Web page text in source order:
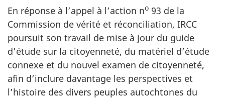
En réponse à l’appel à l’action no 93 de la
Commission de vérité et réconciliation, IRCC
poursuit son travail de mise à jour du guide
d’étude sur la citoyenneté, du matériel d’étude
connexe et du nouvel examen de citoyenneté,
afin d’inclure davantage les perspectives et
l’histoire des divers peuples autochtones du